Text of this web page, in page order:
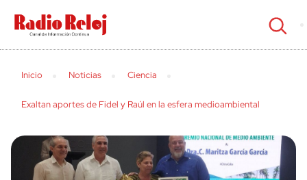
cerrar
Inicio Noticias Ciencia
Exaltan aportes de Fidel y Raúl en la esfera medioambiental